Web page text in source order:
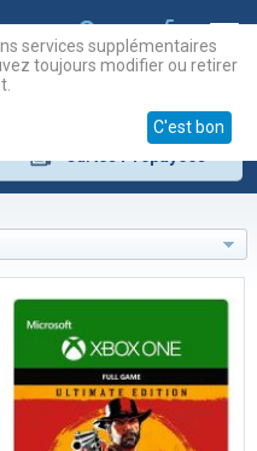
services supplémentaires
toujours modifier ou retirer
C'est bon